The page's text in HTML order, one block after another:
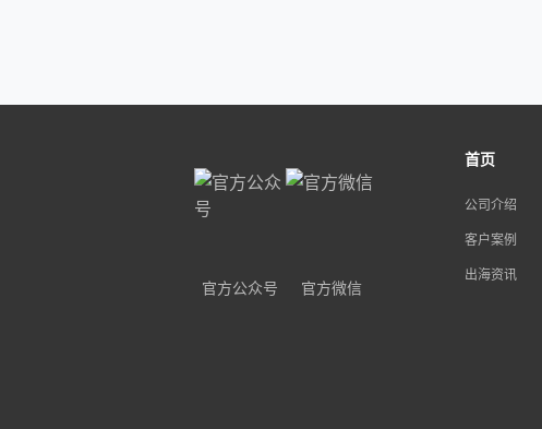
官方公众号 官方微信
首页
公司介绍
客户案例
出海资讯